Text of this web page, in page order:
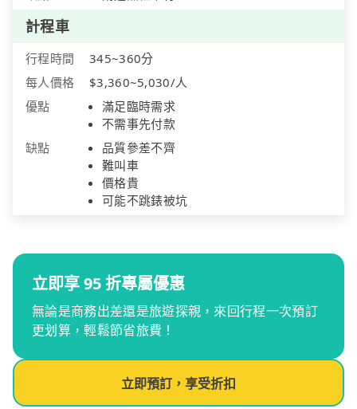
計程車
行程時間
345~360分
每人價格
$3,360~5,030/人
優點
滿足臨時需求
不需事先付款
缺點
品質參差不齊
難叫車
價格貴
可能不跳錶被坑
立即享 95 折專屬優惠
無論是商務出差還是旅遊探親，來回行程一次預訂
更划算，輕鬆節省旅費！
立即預訂，享受折扣